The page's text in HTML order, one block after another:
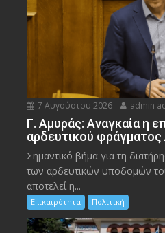
7 Αυγούστου 2026 admin
Γ. Αμυράς: Αναγκαία η
αρδευτικού
Σημαντικό βήμα για τη
των αρδευτικών υποδομών
αποτελεί η...
Επικαιρότητα Πολιτική